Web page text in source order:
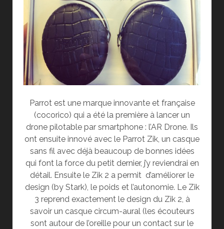
Parrot est une marque innovante et française
(cocorico) qui a été la première à lancer un
drone pilotable par smartphone : l’AR Drone. Ils
ont ensuite innové avec le Parrot Zik, un casque
sans fil avec déjà beaucoup de bonnes idées
qui font la force du petit dernier, j’y reviendrai en
détail. Ensuite le Zik 2 a permit d’améliorer le
design (by Stark), le poids et l’autonomie. Le Zik
3 reprend exactement le design du Zik 2, à
savoir un casque circum-aural (les écouteurs
sont autour de l’oreille pour un contact sur le